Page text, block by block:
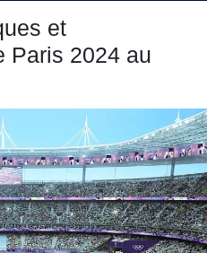
et
Paris 2024 au